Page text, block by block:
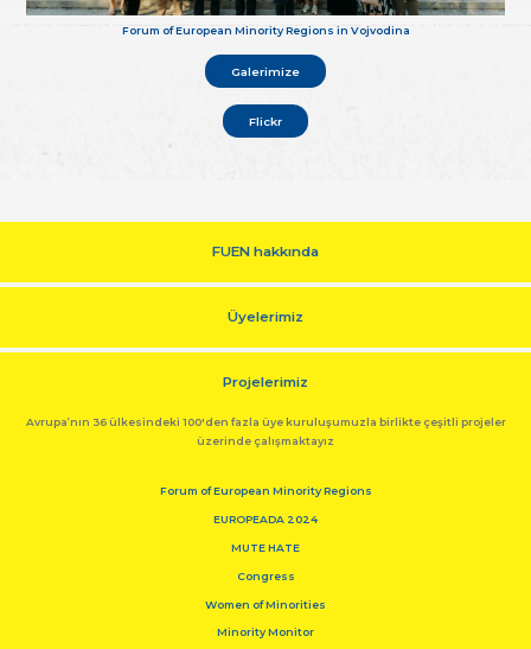
Forum of European Minority Regions in Vojvodina
Galerimize
Flickr
FUEN hakkında
Üyelerimiz
Projelerimiz
Avrupa’nın 36 ülkesindeki 100'den fazla üye kuruluşumuzla birlikte çeşitli projeler
üzerinde çalışmaktayız
Forum of European Minority Regions
EUROPEADA 2024
MUTE HATE
Congress
Women of Minorities
Minority Monitor